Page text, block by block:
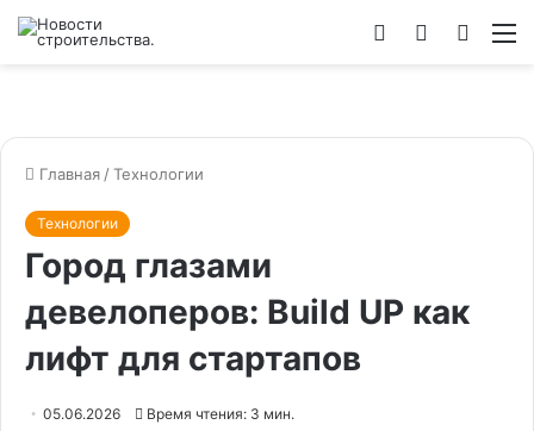
Switch
Войти
Главная /Технологии
Технологии
Город глазами
девелоперов: Build UP как
лифт для стартапов
05.06.2026 Время чтения: 3 мин.